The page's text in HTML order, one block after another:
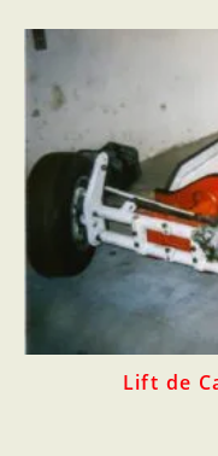
Lift de